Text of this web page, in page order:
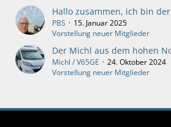
Hallo zusammen, ich bin
PBS
15. Januar 2025
Vorstellung neuer Mitglieder
Der Michl aus dem hohen
Michl / V65GE
24. Oktober 2024
Vorstellung neuer Mitglieder